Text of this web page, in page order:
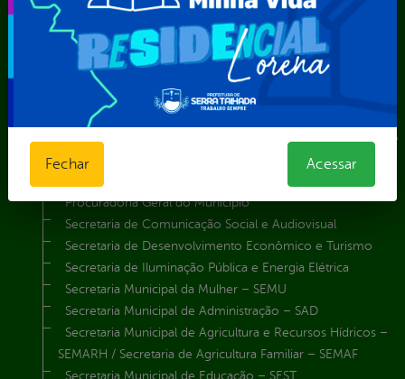
Autarquia Educacional de Serra Talhada – AESET
Comando da Guarda Municipal-CGM
Diretoria da Defesa Civil
FUNDAÇÃO CULTURAL DE SERRA TALHADA
Gabinete da Prefeita
Gabinete do Vice-Prefeito
Instituto de Previdência Própria dos Servidores Públicos do
Município de Serra Talhada-IPPS
Obras e Infraestrutura
Procuradoria Geral do Município
Secretaria de Comunicação Social e Audiovisual
Secretaria de Desenvolvimento Econômico e Turismo
Secretaria de Iluminação Pública e Energia Elétrica
Secretaria Municipal da Mulher – SEMU
Secretaria Municipal de Administração – SAD
Secretaria Municipal de Agricultura e Recursos Hídricos –
SEMARH / Secretaria de Agricultura Familiar – SEMAF
Secretaria Municipal de Educação – SEST
Fechar Acessar